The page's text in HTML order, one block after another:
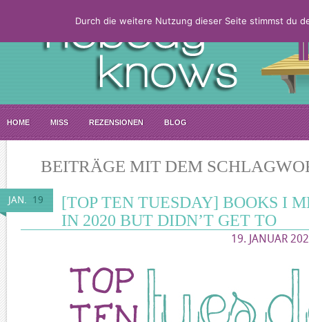
HOME MISS REZENSIONEN BLOG
BEITRÄGE MIT DEM
JAN. 19
[TOP TEN TUESDAY] BOOKS I
IN 2020 BUT DIDN’T GET TO
19. JANUAR
Durch die weitere Nutzung dieser Seite stimmst du